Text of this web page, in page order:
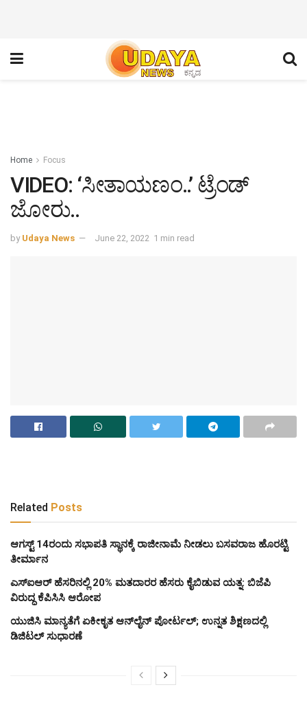
Home Focus
VIDEO: ‘ಸೀತಾಯಣಂ..’ ಟ್ರೆಂಡ್
ಜೋರು..
by Udaya News June 22, 2022 1 min read
Related Posts
ಆಗಸ್ಟ್‌ 14ರಂದು ಸಭಾಪತಿ ಸ್ಥಾನಕ್ಕೆ ರಾಜೀನಾಮೆ ನೀಡಲು ಬಸವರಾಜ ಹೊರಟ್ಟಿ
ತೀರ್ಮಾನ
ಎಸ್‌ಐಆರ್‌ ಹೆಸರಿನಲ್ಲಿ 20% ಮತದಾರರ ಹೆಸರು ಕೈಬಿಡುವ ಯತ್ನ: ಬಿಜೆಪಿ
ವಿರುದ್ಧ ಕೆಪಿಸಿಸಿ ಆರೋಪ
ಯುಜಿಸಿ ಮಾನ್ಯತೆಗೆ ಏಕೀಕೃತ ಆನ್‌ಲೈನ್ ಪೋರ್ಟಲ್; ಉನ್ನತ ಶಿಕ್ಷಣದಲ್ಲಿ
ಡಿಜಿಟಲ್ ಸುಧಾರಣೆ